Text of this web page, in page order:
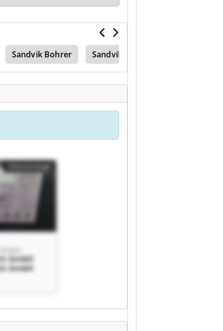
Sandvik Bohrer Sandvik Dx 780
GmbH
GmbH